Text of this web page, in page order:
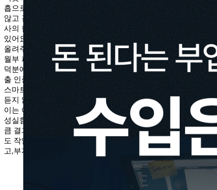
흡으로 나아가는 것이 중요하다고 생각합니다 :-)3. 포기하지
않고 결과를 만들어 낸 나에게 칭찬을, 함께 한 동료들에게 감
사의 한마디스마트스토어 기초반에는 ‘놀이터’라는 카톡방이
있어요.저는 매번 눈팅만 하고 있지만 다른 동료 대표님들이
올려주신 질문과 팁,언제나 모든 질문에 친절히 답변해 주시는
월부 피치님과 선배 대표님들의 답변을 보며 많이 배웠습니다.
덕분에 무사히 완주할 수 있었습니다. 감사합니다 :-)앞으로 매
출 인증 게시판에서 종종 뵙고 인사 나눠요!4. 마치며이제 막
스마트스토어 운영을 시작한 초보셀러이자 아직 기초반 밖에
듣지 않은 수강생이지만, 민군님의 스마트스토어 방식은 번뜩
이는 아이디어와 화려한 기교가 필요한 것이 아니라 꾸준함과
성실함이 필요한 과정이라 생각해요.내가 투자하고 노력한만
큼 결과물로 돌아온다는 것을 알기 때문에후기 인증하고 오늘
도 작업하러 가봅니다 :-)곧 다가올 추석 연휴 다들 잘 보내시
고,부자되는 한 해가 되길 기원합니다.감사합니다 👋